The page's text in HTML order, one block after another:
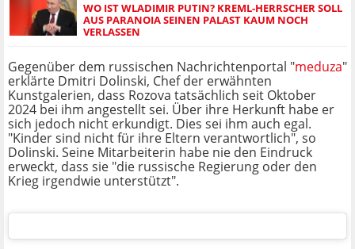
WO IST WLADIMIR PUTIN? KREML-HERRSCHER SOLL
AUS PARANOIA SEINEN PALAST KAUM NOCH
VERLASSEN
Gegenüber dem russischen Nachrichtenportal "meduza"
erklärte Dmitri Dolinski, Chef der erwähnten
Kunstgalerien, dass Rozova tatsächlich seit Oktober
2024 bei ihm angestellt sei. Über ihre Herkunft habe er
sich jedoch nicht erkundigt. Dies sei ihm auch egal.
"Kinder sind nicht für ihre Eltern verantwortlich", so
Dolinski. Seine Mitarbeiterin habe nie den Eindruck
erweckt, dass sie "die russische Regierung oder den
Krieg irgendwie unterstützt".